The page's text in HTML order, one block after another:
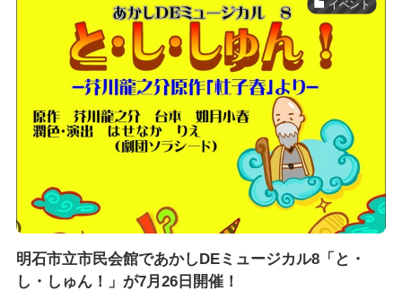
イベント
明石市立市民会館であかしDEミュージカル8「と・
し・しゅん！」が7月26日開催！